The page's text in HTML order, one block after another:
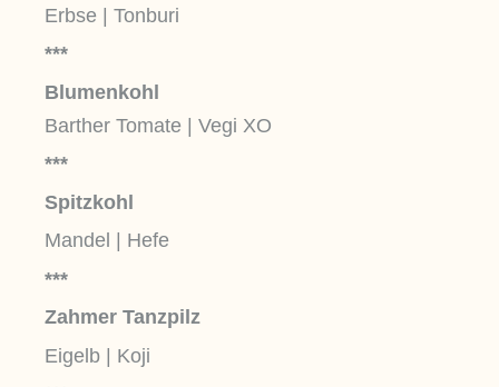
Erbse | Tonburi
***
Blumenkohl
Barther Tomate | Vegi XO
***
Spitzkohl
Mandel | Hefe
***
Zahmer Tanzpilz
Eigelb | Koji